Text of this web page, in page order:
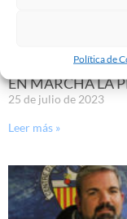
Política de
EN MARCHA LA
25 de julio de 2023
Leer más »